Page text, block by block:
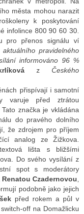
města mohou narazit
k poskytování
infolince 800 90 60 30.
pro přenos signálu ví
aktuálního pravidelného
informováno 96 %
z Českého
přispívají i samotní
varuje před ztrátou
značka je vkládána
do pravého dolního
že zdrojem pro příjem
analog ze Žižkova.
lišta s bližšími
Do svého vysílání z
spot s moderátory
Renatou Czadernovou
podobně jako jejich
před rokem a půl v
off na Domažlicku